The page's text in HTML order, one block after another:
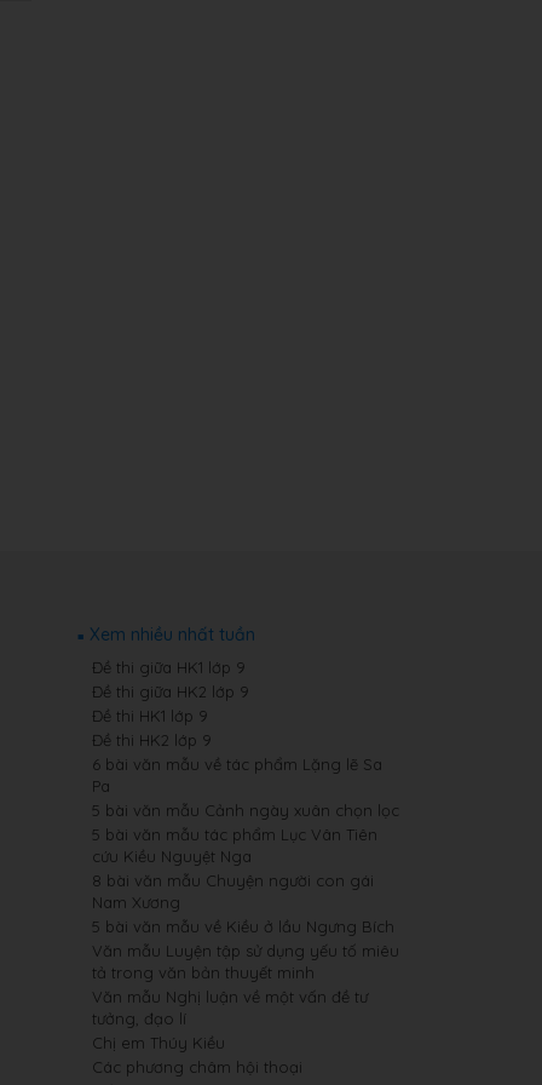
Xem nhiều nhất tuần
Đề thi giữa HK1 lớp 9
Đề thi giữa HK2 lớp 9
Đề thi HK1 lớp 9
Đề thi HK2 lớp 9
6 bài văn mẫu về tác phẩm Lặng lẽ Sa
Pa
5 bài văn mẫu Cảnh ngày xuân chọn lọc
5 bài văn mẫu tác phẩm Lục Vân Tiên
cứu Kiều Nguyệt Nga
8 bài văn mẫu Chuyện người con gái
Nam Xương
5 bài văn mẫu về Kiều ở lầu Ngưng Bích
Văn mẫu Luyện tập sử dụng yếu tố miêu
tả trong văn bản thuyết minh
Văn mẫu Nghị luận về một vấn đề tư
tưởng, đạo lí
Chị em Thúy Kiều
Các phương châm hội thoại